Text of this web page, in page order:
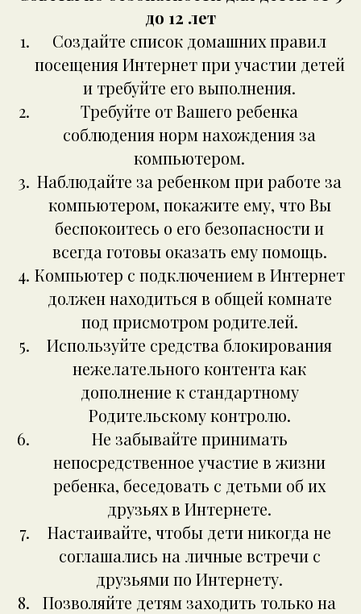
до 12 лет
Создайте список домашних правил
посещения Интернет при участии детей
и требуйте его выполнения.
Требуйте от Вашего ребенка
соблюдения норм нахождения за
компьютером.
Наблюдайте за ребенком при работе за
компьютером, покажите ему, что Вы
беспокоитесь о его безопасности и
всегда готовы оказать ему помощь.
Компьютер с подключением в Интернет
должен находиться в общей комнате
под присмотром родителей.
Используйте средства блокирования
нежелательного контента как
дополнение к стандартному
Родительскому контролю.
Не забывайте принимать
непосредственное участие в жизни
ребенка, беседовать с детьми об их
друзьях в Интернете.
Настаивайте, чтобы дети никогда не
соглашались на личные встречи с
друзьями по Интернету.
Позволяйте детям заходить только на